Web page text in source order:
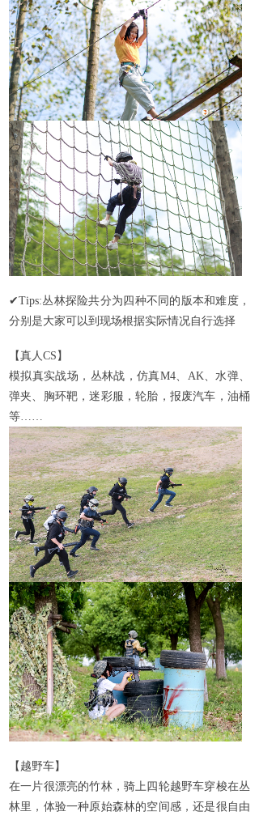
✔Tips:丛林探险共分为四种不同的版本和难度，
分别是大家可以到现场根据实际情况自行选择
【真人 CS 】
模拟真实战场，丛林战，仿真M4、 AK 、水弹、
弹夹、胸环靶，迷彩服，轮胎，报废汽车，油桶
等……
【越野车】
在一片很漂亮的竹林，骑上四轮越野车穿梭在丛
林里，体验一种原始森林的空间感，还是很自由